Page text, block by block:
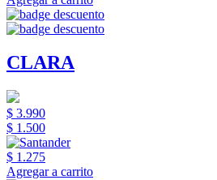
CLARA
$ 3.990
$ 1.500
$ 1.275
Agregar a carrito